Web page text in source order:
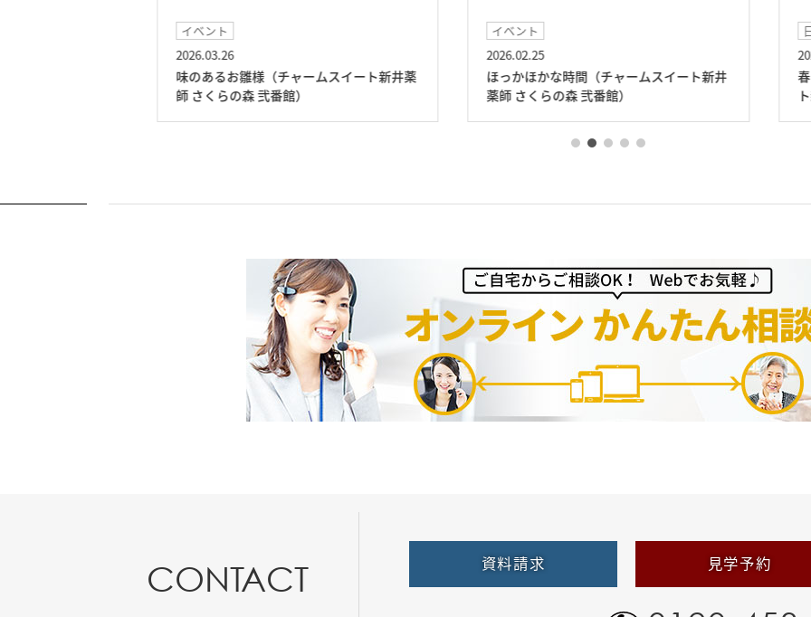
イベント
2026.03.26
味のあるお雛様（チャームスイート新井薬
師 さくらの森 弐番館）
イベント
2026.02.25
ほっかほかな時間（チャームスイート新井
薬師 さくらの森 弐番館）
CONTACT 資料請求 見学予約